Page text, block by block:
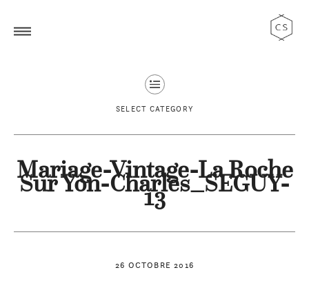
SELECT CATEGORY
26 OCTOBRE 2016
Mariage-Vintage-La Roche
Sur Yon-Charles_SEGUY-
13